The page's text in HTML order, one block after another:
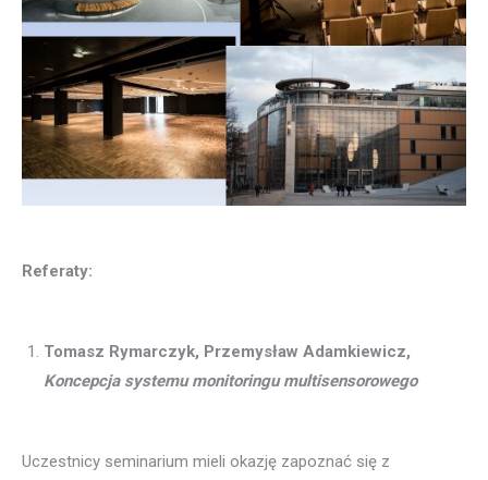
Referaty:
Tomasz Rymarczyk, Przemysław Adamkiewicz,
Koncepcja systemu monitoringu multisensorowego
Uczestnicy seminarium mieli okazję zapoznać się z